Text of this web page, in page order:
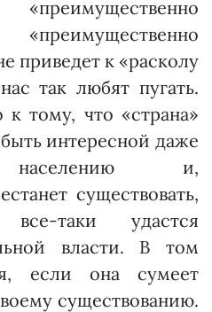
приведет к «расколу
так любят пугать.
тому, что «страна»
интересной даже
населению и,
существовать,
таки удастся
власти. В том
если она сумеет
существованию.